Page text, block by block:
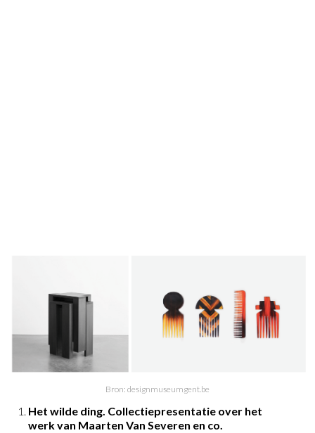
Bron: designmuseumgent.be
Het wilde ding. Collectiepresentatie over het
werk van Maarten Van Severen en co.